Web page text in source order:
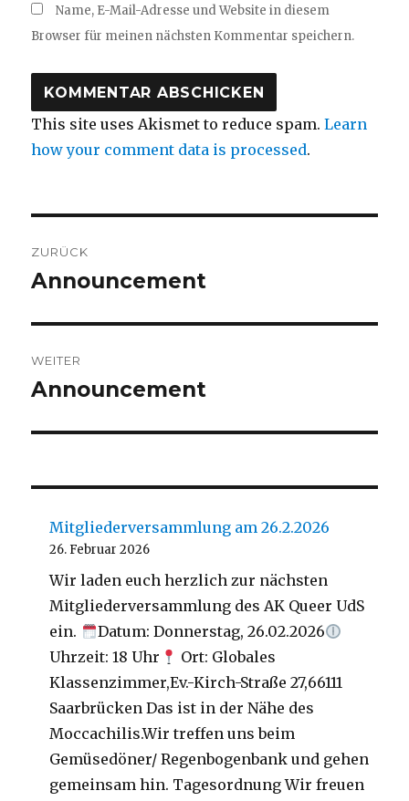
Name, E-Mail-Adresse und Website in diesem
Browser für meinen nächsten Kommentar speichern.
This site uses Akismet to reduce spam.Learn
how your comment data is processed.
ZURÜCK
Vorheriger
Announcement
WEITER
Nächster
Announcement
Mitgliederversammlung am 26.2.2026
26. Februar 2026
Wir laden euch herzlich zur nächsten
Mitgliederversammlung des AK Queer UdS
ein.
Datum: Donnerstag, 26.02.2026
Uhrzeit: 18 Uhr
Ort: Globales
Klassenzimmer,Ev.-Kirch-Straße 27,66111
Saarbrücken Das ist in der Nähe des
Moccachilis.Wir treffen uns beim
Gemüsedöner/ Regenbogenbank und gehen
gemeinsam hin. Tagesordnung Wir freuen